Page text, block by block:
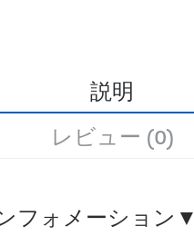
説明
レビュー (0)
フォメーション▼